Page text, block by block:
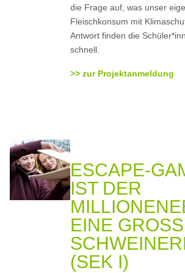
die Frage auf, was unser
Fleischkonsum mit
Antwort finden die
schnell.
>> zur Projektanmeldung
ESCAPE-
IST DER
EINE GROSSE
(SEK I)